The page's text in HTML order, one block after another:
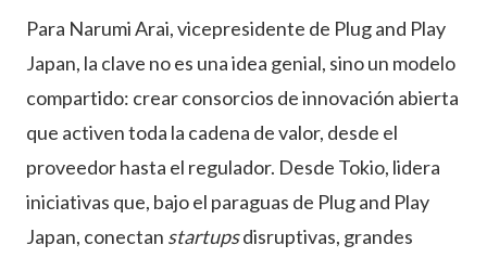
Para Narumi Arai, vicepresidente de Plug and Play
Japan, la clave no es una idea genial, sino un modelo
compartido: crear consorcios de innovación abierta
que activen toda la cadena de valor, desde el
proveedor hasta el regulador. Desde Tokio, lidera
iniciativas que, bajo el paraguas de Plug and Play
Japan, conectan startupsdisruptivas, grandes